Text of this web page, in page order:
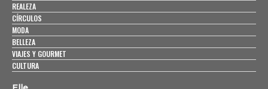
REALEZA
CÍRCULOS
MODA
BELLEZA
VIAJES Y GOURMET
CULTURA